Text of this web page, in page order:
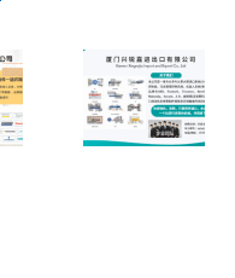
IS420UCSCH1B
现货供应｜Mark
VIe四核控制器